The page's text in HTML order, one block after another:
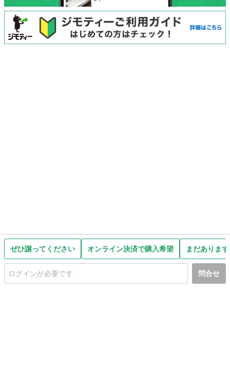
ぜひ譲ってください オンライン決済で購入希望 まだありま
問合せ